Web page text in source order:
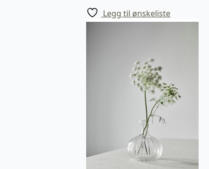
Legg til ønskeliste